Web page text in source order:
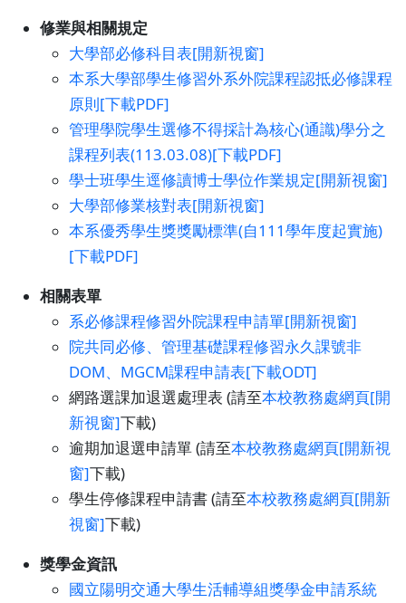
修業與相關規定
大學部必修科目表[開新視窗]
本系大學部學生修習外系外院課程認抵必修課程
原則[下載PDF]
管理學院學生選修不得採計為核心(通識)學分之
課程列表(113.03.08)[下載PDF]
學士班學生逕修讀博士學位作業規定[開新視窗]
大學部修業核對表[開新視窗]
本系優秀學生獎獎勵標準(自111學年度起實施)
[下載PDF]
相關表單
系必修課程修習外院課程申請單[開新視窗]
院共同必修、管理基礎課程修習永久課號非
DOM、MGCM課程申請表[下載ODT]
網路選課加退選處理表 (請至本校教務處網頁[開
新視窗]下載)
逾期加退選申請單 (請至本校教務處網頁[開新視
窗]下載)
學生停修課程申請書 (請至本校教務處網頁[開新
視窗]下載)
獎學金資訊
國立陽明交通大學生活輔導組獎學金申請系統